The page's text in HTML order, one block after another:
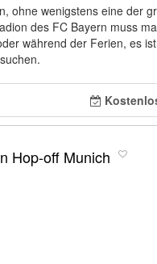
ohne wenigstens eine der
des FC Bayern muss
während der Ferien, es
Hop-off Munich